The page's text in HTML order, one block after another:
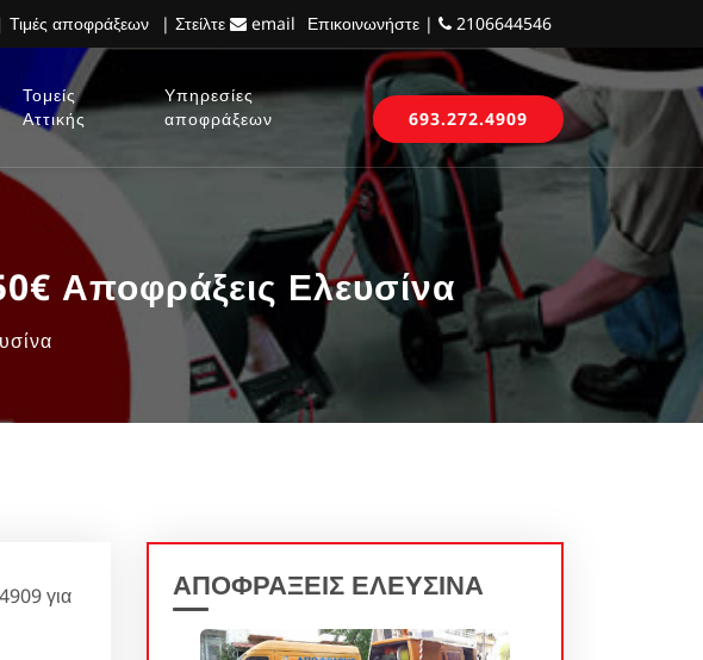
| Τιμές αποφράξεων | Στείλτε email Επικοινωνήστε | 2106644546
Τομείς
Αττικής
Υπηρεσίες
αποφράξεων
693.272.4909
Αποφράξεις Ελευσίνα
για
ΑΠΟΦΡΑΞΕΙΣ ΕΛΕΥΣΙΝΑ